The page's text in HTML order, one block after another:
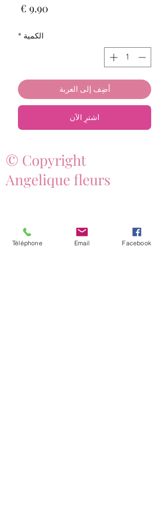
الكمية *
أضِف إلى العربة
اشترِ الآن
© Copyright
Angelique fleurs
Téléphone Email Facebook